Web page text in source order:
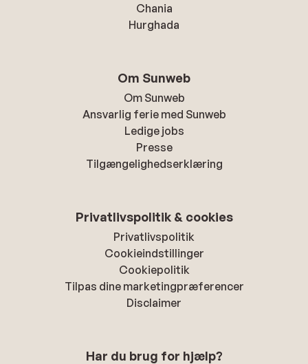
Chania
Hurghada
Om Sunweb
Om Sunweb
Ansvarlig ferie med Sunweb
Ledige jobs
Presse
Tilgængelighedserklæring
Privatlivspolitik & cookies
Privatlivspolitik
Cookieindstillinger
Cookiepolitik
Tilpas dine marketingpræferencer
Disclaimer
Har du brug for hjælp?